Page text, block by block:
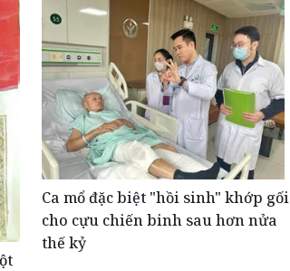
Ca mổ đặc biệt "hồi sinh" khớp gối
cho cựu chiến binh sau hơn nửa
thế kỷ